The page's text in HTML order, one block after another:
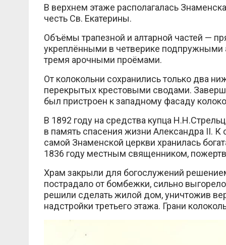
В верхнем этаже располагалась
честь Св. Екатерины.
Объёмы трапезной и алтарной частей —
укреплёнными в четверике
тремя арочными проёмами.
От колокольни сохранились только два
перекрытых крестовыми сводами.
был пристроен к западному фасаду
В 1892 году на средства купца
в память спасения жизни Александра II.
самой Знаменской церкви хранилась
1836 году местным священником,
Храм закрыли для богослужений
пострадало от бомбежки, сильно
решили сделать жилой дом, уничтожив
надстройки третьего этажа. Грани